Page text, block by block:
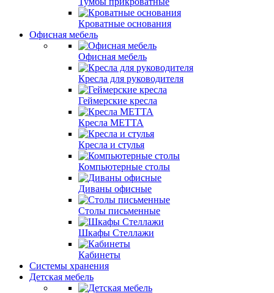
Кроватные основания
Офисная мебель
Офисная мебель
Кресла для руководителя
Геймерские кресла
Кресла МЕТТА
Кресла и стулья
Компьютерные столы
Диваны офисные
Столы письменные
Шкафы Стеллажи
Кабинеты
Системы хранения
Детская мебель